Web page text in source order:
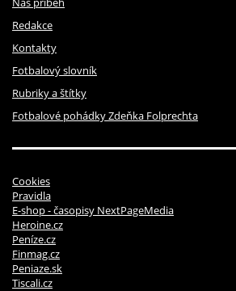
Redakce
Kontakty
Fotbalový slovník
Rubriky a štítky
Fotbalové pohádky Zdeňka Folprechta
Cookies
Pravidla
E-shop - časopisy NextPageMedia
Heroine.cz
Peníze.cz
Finmag.cz
Peniaze.sk
Tiscali.cz